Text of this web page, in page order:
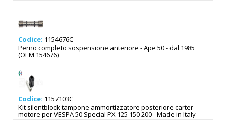
Codice: 1154676C
Perno completo sospensione anteriore - Ape 50 - dal 1985
(OEM 154676)
Codice: 1157103C
Kit silentblock tampone ammortizzatore posteriore carter
motore per VESPA 50 Special PX 125 150 200 - Made in Italy